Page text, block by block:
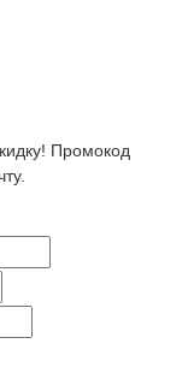
Промокод